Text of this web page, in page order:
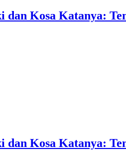
dan Kosa Katanya:
dan Kosa Katanya: